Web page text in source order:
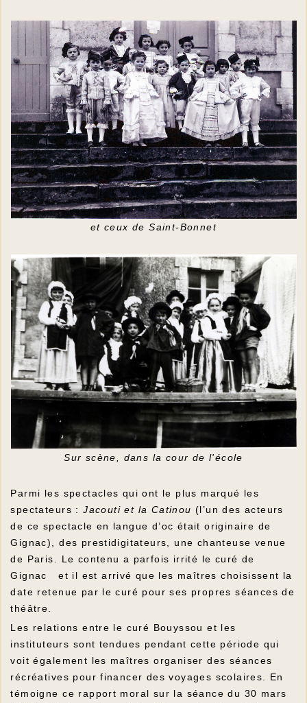
et ceux de Saint-Bonnet
Sur scène, dans la cour de l'école
Parmi les spectacles qui ont le plus marqué les
spectateurs :Jacouti et la Catinou (l’un des acteurs
de ce spectacle en langue d’oc était originaire de
Gignac), des prestidigitateurs, une chanteuse venue
de Paris. Le contenu a parfois irrité le curé de
Gignac et il est arrivé que les maîtres choisissent la
date retenue par le curé pour ses propres séances de
théâtre.
Les relations entre le curé Bouyssou et les
instituteurs sont tendues pendant cette période qui
voit également les maîtres organiser des séances
récréatives pour financer des voyages scolaires. En
témoigne ce rapport moral sur la séance du 30 mars